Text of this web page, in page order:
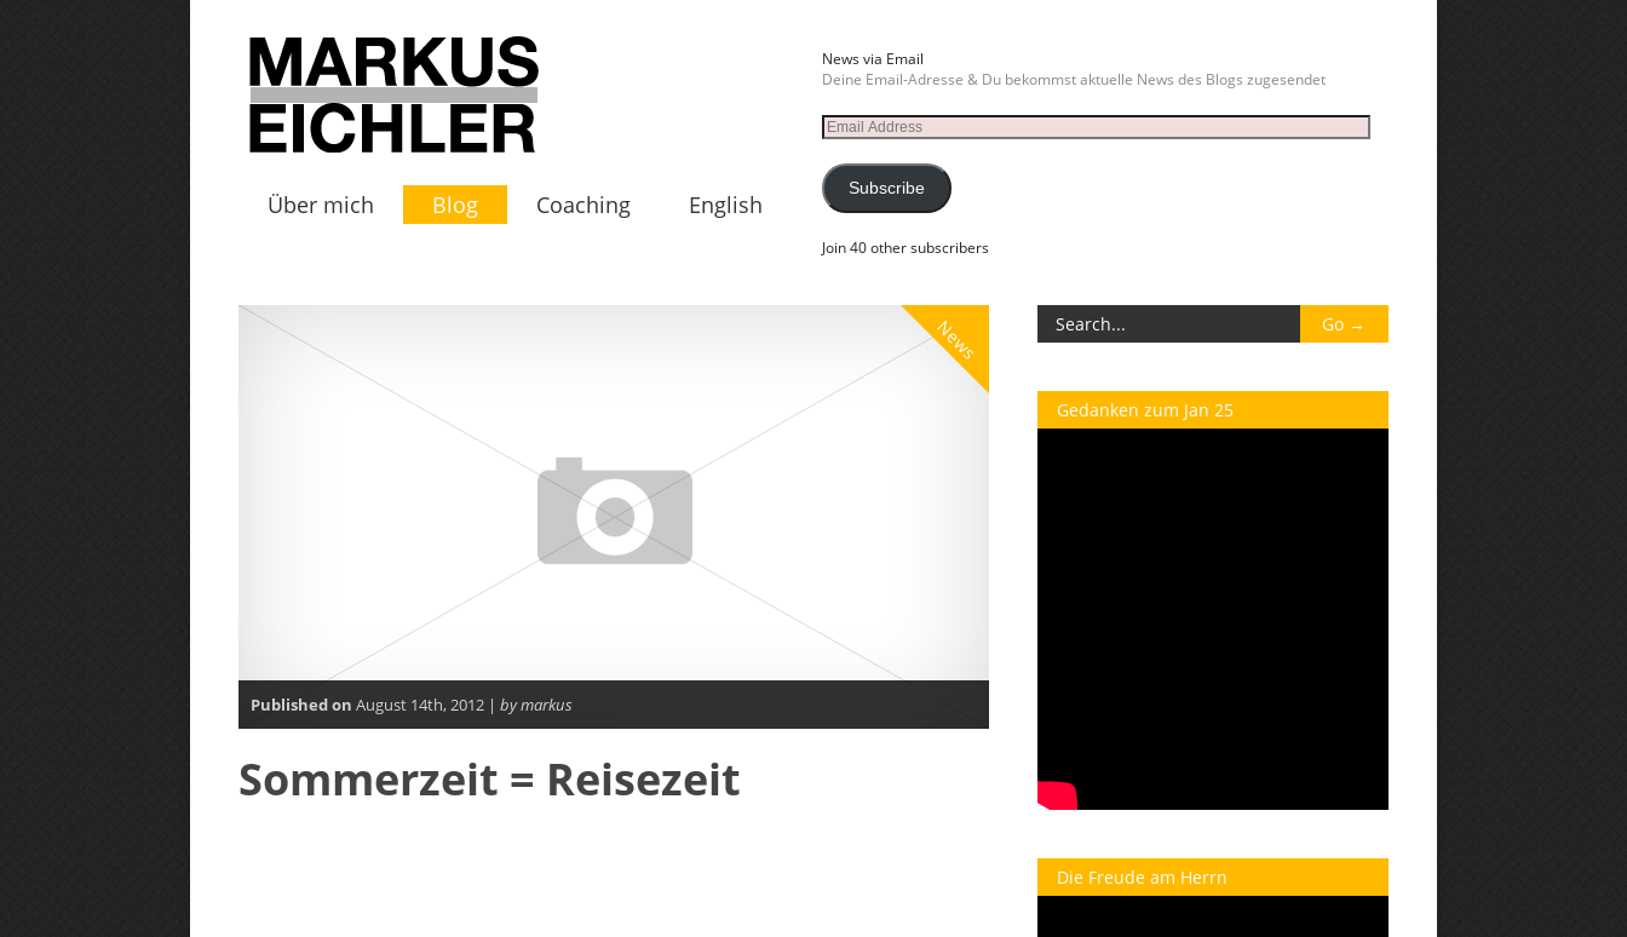
News via Email
Deine Email-Adresse & Du bekommst aktuelle News des Blogs zugesendet
Email
Address
Subscribe
Join 40 other subscribers
Über mich Blog Coaching English
News
Published on August 14th, 2012 | by markus
Sommerzeit = Reisezeit
Gedanken zum Jan 25
Die Freude am Herrn